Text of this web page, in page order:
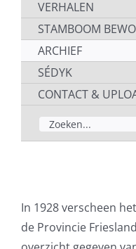
VERHALEN
STAMBOOM
ARCHIEF
SÉDYK
CONTACT &
ZOEKEN
NAAR:
In 1928 verscheen
de Provincie